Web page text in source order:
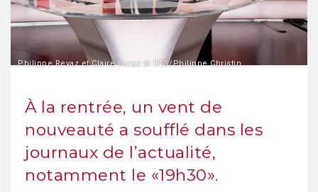
Philippe Revaz et Claire Burgy © RTS/Philippe Christin
À la rentrée, un vent de
nouveauté a soufflé dans les
journaux de l’actualité,
notamment le «19h30».